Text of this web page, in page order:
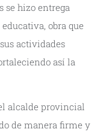
se hizo entrega
obra que
actividades
así la
alcalde provincial
de manera firme y